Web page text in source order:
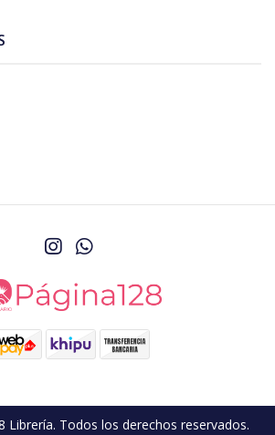
Librería. Todos los derechos reservados.